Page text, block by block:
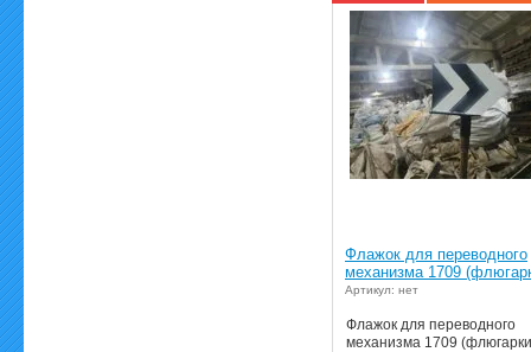
Флажок для переводного
механизма 1709
Артикул: нет
Флажок для переводного
механизма 1709